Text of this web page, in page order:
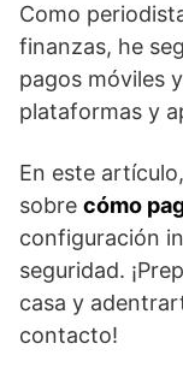
Como
finanzas, he
pagos móviles
plataformas y
En este
sobre cómo
configuración
seguridad.
casa y
contacto!